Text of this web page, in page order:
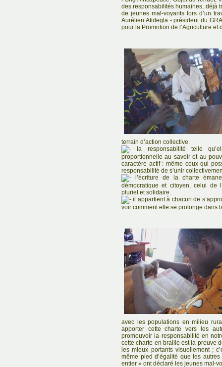
des responsabilités humaines, déjà
de jeunes mal-voyants lors d’un
Aurélien Atidegla - président du
pour la Promotion de l’Agriculture et
terrain d’action collective.
la responsabilité telle
proportionnelle au savoir et au
caractère actif : même ceux qui
responsabilité de s’unir
l’écriture de la charte
démocratique et citoyen, celui de
pluriel et solidaire.
il appartient à chacun de
voir comment elle se prolonge dans
avec les populations en milieu
apporter cette charte vers les
promouvoir la responsabilité en
cette charte en braille est la preuve
les mieux portants visuellement ;
même pied d’égalité que les
entier » ont déclaré les jeunes mal-